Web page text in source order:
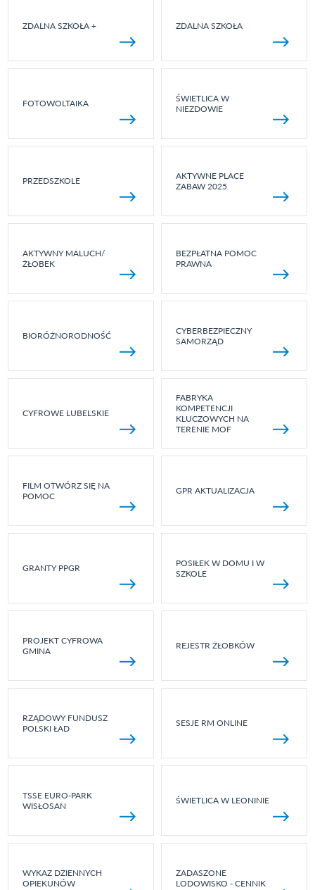
ZDALNA SZKOŁA + ZDALNA SZKOŁA
FOTOWOLTAIKA
ŚWIETLICA W
NIEZDOWIE
PRZEDSZKOLE
AKTYWNE PLACE
ZABAW 2025
AKTYWNY MALUCH/
ŻŁOBEK
BEZPŁATNA POMOC
PRAWNA
BIORÓŻNORODNOŚĆ
CYBERBEZPIECZNY
SAMORZĄD
CYFROWE LUBELSKIE
FABRYKA
KOMPETENCJI
KLUCZOWYCH NA
TERENIE MOF
FILM OTWÓRZ SIĘ NA
POMOC
GPR AKTUALIZACJA
GRANTY PPGR
POSIŁEK W DOMU I W
SZKOLE
PROJEKT CYFROWA
GMINA
REJESTR ŻŁOBKÓW
RZĄDOWY FUNDUSZ
POLSKI ŁAD
SESJE RM ONLINE
TSSE EURO-PARK
WISŁOSAN
ŚWIETLICA W LEONINIE
WYKAZ DZIENNYCH
OPIEKUNÓW
ZADASZONE
LODOWISKO - CENNIK